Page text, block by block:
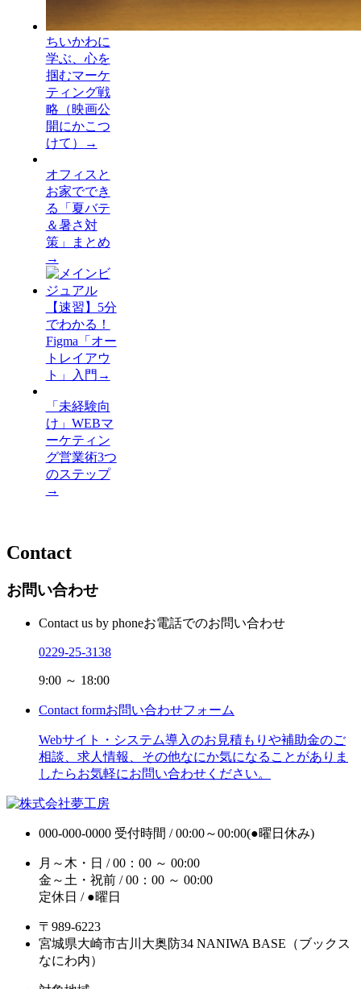
ちいかわに
学ぶ、心を
掴むマーケ
ティング戦
略（映画公
開にかこつ
けて）
→
オフィスと
お家ででき
る「夏バテ
＆暑さ対
策」まとめ
→
【速習】5分
でわかる！
Figma「オー
トレイアウ
ト」入門 →
「未経験向
け」WEBマ
ーケティン
グ営業術3つ
のステップ
→
Contact
お問い合わせ
Contact us by phoneお電話でのお問い合わせ
0229-25-3138
9:00 ～ 18:00
Contact formお問い合わせフォーム
Webサイト・システム導入のお見積もりや補助金のご
相談、求人情報、その他なにか気になることがありま
したらお気軽にお問い合わせください。
000-000-0000 受付時間 / 00:00～00:00(●曜日休み)
月～木・日 / 00：00 ～ 00:00
金～土・祝前 / 00：00 ～ 00:00
定休日 / ●曜日
〒989-6223
宮城県大崎市古川大奥防34 NANIWA BASE（ブックス
なにわ内）